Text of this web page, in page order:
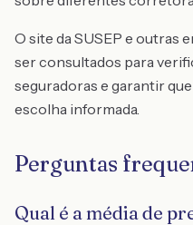
O site da SUSEP e outras
ser consultados para
seguradoras e garantir
escolha informada.
Perguntas
Qual é a média de